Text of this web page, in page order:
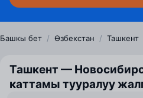
Башкы бет / Өзбекстан / Ташкент
Ташкент —
каттамы тууралуу